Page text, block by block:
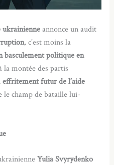
annonce un audit
, c’est moins la
basculement politique en
montée des partis
effritement futur de l’aide
le champ de bataille lui-
Yulia Svyrydenko